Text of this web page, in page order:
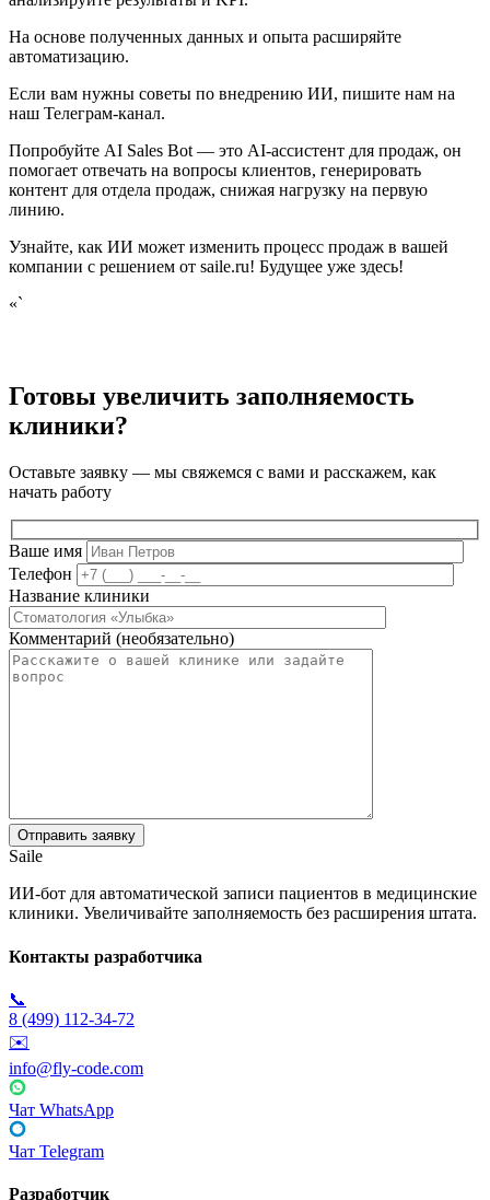
На основе полученных данных и опыта расширяйте
автоматизацию.
Если вам нужны советы по внедрению ИИ, пишите нам на
наш Телеграм-канал.
Попробуйте AI Sales Bot — это AI-ассистент для продаж, он
помогает отвечать на вопросы клиентов, генерировать
контент для отдела продаж, снижая нагрузку на первую
линию.
Узнайте, как ИИ может изменить процесс продаж в вашей
компании с решением от saile.ru! Будущее уже здесь!
«`
Готовы увеличить заполняемость
клиники?
Оставьте заявку — мы свяжемся с вами и расскажем, как
начать работу
Ваше имя
Телефон
Название клиники
Комментарий (необязательно)
Saile
ИИ-бот для автоматической записи пациентов в медицинские
клиники. Увеличивайте заполняемость без расширения штата.
Контакты разработчика
📞
8 (499) 112-34-72
✉️
info@fly-code.com
Чат WhatsApp
Чат Telegram
Разработчик